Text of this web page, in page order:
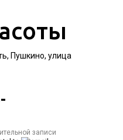
Пушкино, улица
записи